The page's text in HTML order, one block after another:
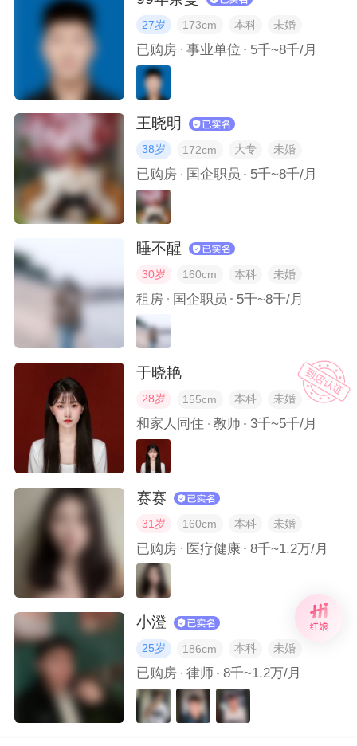
27岁 173cm 本科 未婚
已购房 事业单位 5千~8千/月
王晓明
38岁 172cm 大专 未婚
已购房 国企职员 5千~8千/月
睡不醒
30岁 160cm 本科 未婚
租房 国企职员 5千~8千/月
于晓艳
28岁 155cm 本科 未婚
和家人同住 教师 3千~5千/月
赛赛
31岁 160cm 本科 未婚
已购房 医疗健康 8千~1.2万/月
小澄
25岁 186cm 本科 未婚
已购房 律师 8千~1.2万/月